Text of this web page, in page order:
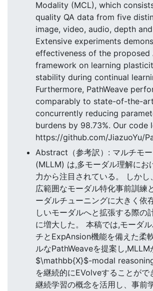
Modality (MCL), which
quality QA data from five
image, video, audio, depth
Extensive experiments
effectiveness of the proposed
framework on learning
stability during continual
Furthermore, PathWeave
comparably to state-of-the-
concurrently reducing
burdens by 98.73%. Our code
https://github.com/JiazuoYu/
Abstract（参考訳）: マルチモ
(MLLM) は,多モーダル理解にお
力から注目されている。 しかし
広範囲なモーダル特化事前訓練
ーダルチューニングに大きく依
しいモーダルへと拡張する際の
に増大した。 本稿では,モーダ
チとExpAnsion機能を備えた柔
ルなPathWeaveを提案し,MLLM
$\mathbb{X}$-modal
を継続的にEVolveすることがで
継続学習の概念を活用し、事前